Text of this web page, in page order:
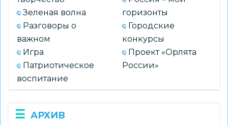
Зеленая волна
Разговоры о
важном
Игра
Патриотическое
воспитание
горизонты
Городские
конкурсы
Проект «Орлята
России»
АРХИВ